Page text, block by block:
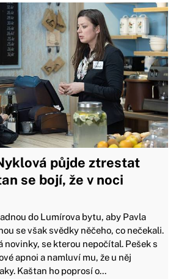
půjde ztrestat
se bojí, že v noci
do Lumírova bytu, aby Pavla
se však svědky něčeho, co nečekali.
novinky, se kterou nepočítal. Pešek s
apnoi a namluví mu, že u něj
Kaštan ho poprosí o...